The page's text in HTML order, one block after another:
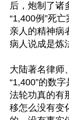
后，炮制了诸
“1,400例”死
亲人的精神病
病人说成是炼
大陆著名律师
“1,400”的数
法轮功真的有
移怎么没有变